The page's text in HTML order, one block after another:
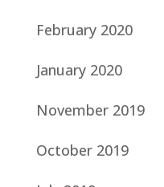
February 2020
January 2020
November 2019
October 2019